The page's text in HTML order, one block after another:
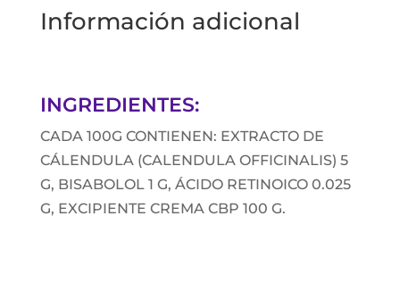
Información adicional
INGREDIENTES:
CADA 100G CONTIENEN: EXTRACTO DE
CÁLENDULA (CALENDULA OFFICINALIS) 5
G, BISABOLOL 1 G, ÁCIDO RETINOICO 0.025
G, EXCIPIENTE CREMA CBP 100 G.